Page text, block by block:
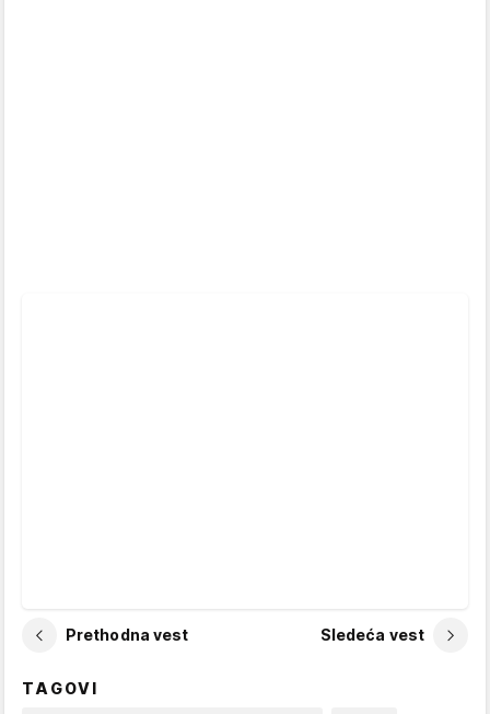
Prethodna vest Sledeća vest
TAGOVI